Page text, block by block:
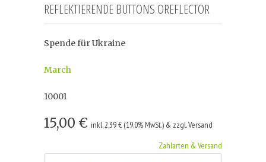
REFLEKTIERENDE BUTTONS OREFLECTOR
Spende für Ukraine
March
10001
15,00 € inkl. 2,39 € (19.0% MwSt.) & zzgl. Versand
Zahlarten & Versand